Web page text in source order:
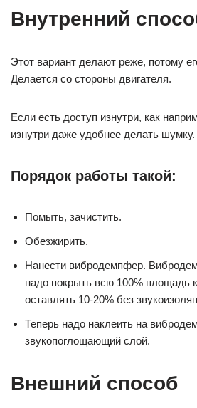
Внутренний
Этот вариант делают реже, потому
Делается со стороны двигателя.
Если есть доступ изнутри, как
изнутри даже удобнее делать шумку.
Порядок работы такой:
Помыть, зачистить.
Обезжирить.
Нанести вибродемпфер.
надо покрыть всю 100% площадь
оставлять 10-20% без
Теперь надо наклеить на
звукопоглощающий слой.
Внешний способ